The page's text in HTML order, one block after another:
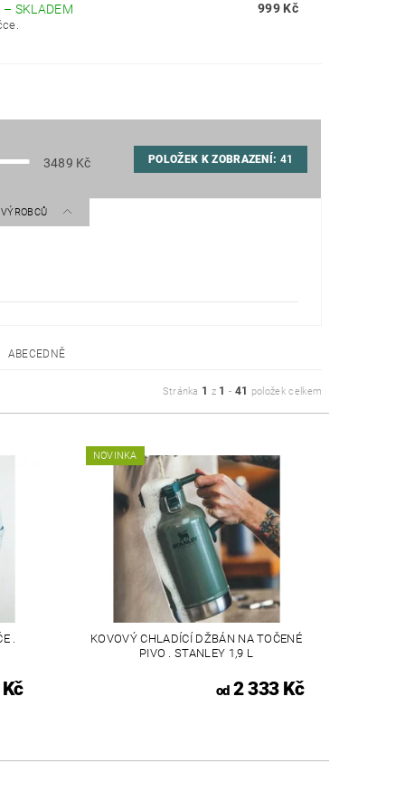
– SKLADEM 999 Kč
3489 Kč POLOŽEK K ZOBRAZENÍ: 41
ABECEDNĚ
Stránka 1 z 1 - 41 položek celkem
.
NOVINKA
KOVOVÝ CHLADÍCÍ DŽBÁN NA TOČENÉ
PIVO . STANLEY 1,9 L
od2 333 Kč